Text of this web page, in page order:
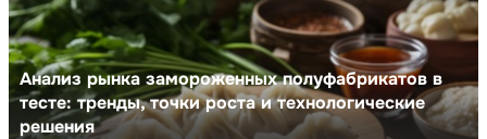
Анализ рынка замороженных полуфабрикатов в
тесте: тренды, точки роста и технологические
решения